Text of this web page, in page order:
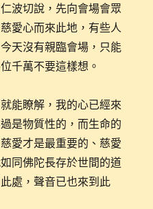
波切說，先向會場會眾
愛心而來此地，有些人
天沒有親臨會場，只能
千萬不要這樣想。
能瞭解，我的心已經來
是物質性的，而生命的
愛才是最重要的、慈愛
同佛陀長存於世間的道
處，聲音已也來到此